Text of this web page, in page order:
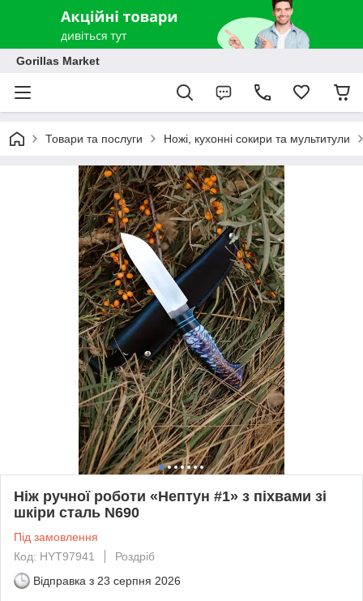
Gorillas Market
Товари та послуги Ножі, кухонні сокири та мультитули
Ніж ручної роботи «Нептун #1» з піхвами зі
шкіри сталь N690
Під замовлення
Код: HYT97941
Роздріб
Відправка з 23 серпня 2026